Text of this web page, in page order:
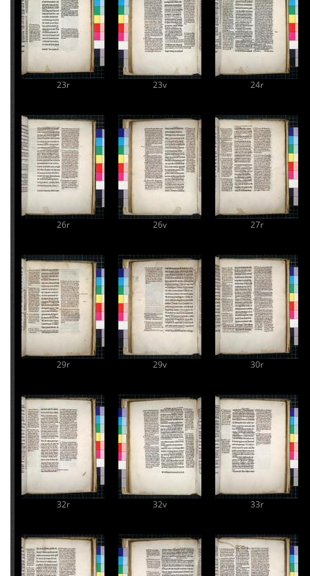
23r 23v 24r
26r 26v 27r
29r 29v 30r
32r 32v 33r